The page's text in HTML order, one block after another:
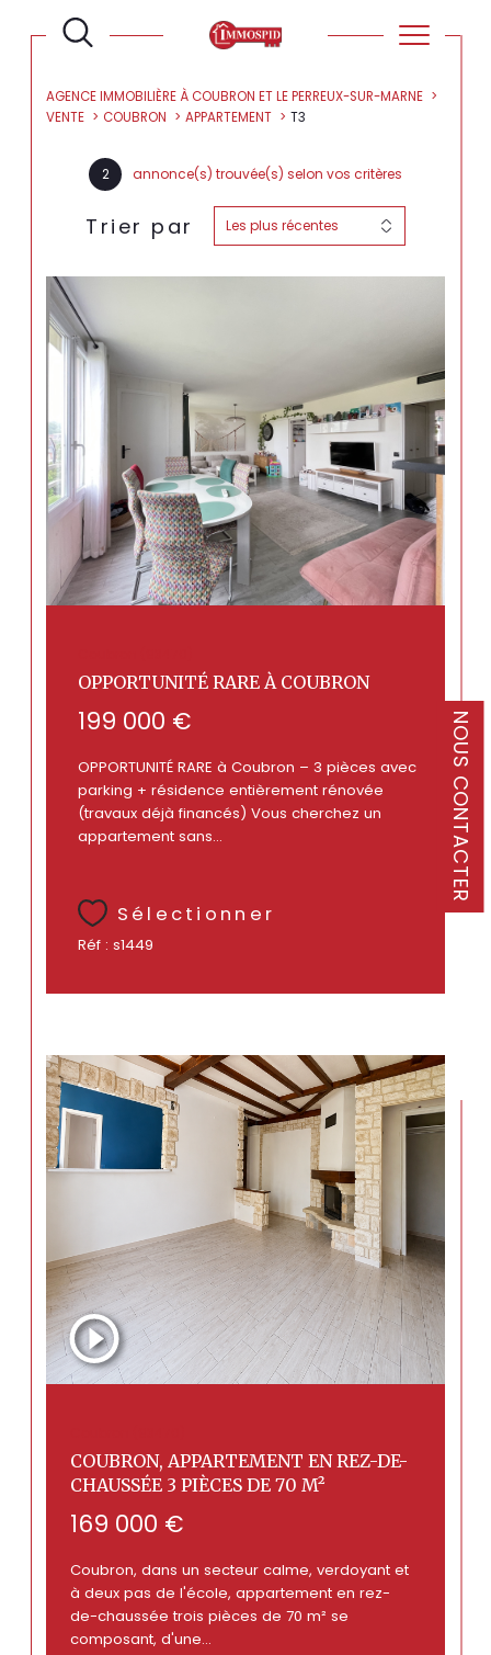
NOUS CONTACTER
AGENCE IMMOBILIÈRE À COUBRON ET LE PERREUX-SUR-MARNE
VENTE
COUBRON APPARTEMENT T3
2 annonce(s) trouvée(s) selon vos critères
Trier par Les plus récentes
OPPORTUNITÉ RARE À COUBRON
199 000 €
OPPORTUNITÉ RARE à Coubron – 3 pièces avec
parking + résidence entièrement rénovée
(travaux déjà financés) Vous cherchez un
appartement sans...
Sélectionner
Réf : s1449
COUBRON, APPARTEMENT EN REZ-DE-
CHAUSSÉE 3 PIÈCES DE 70 M²
169 000 €
Coubron, dans un secteur calme, verdoyant et
à deux pas de l'école, appartement en rez-
de-chaussée trois pièces de 70 m² se
composant, d'une...